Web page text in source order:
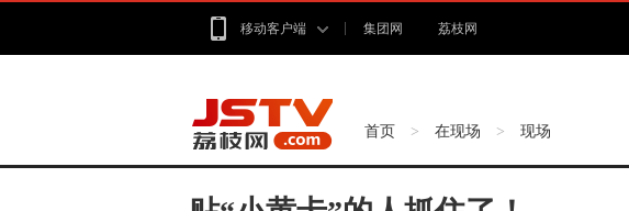
移动客户端 集团网 荔枝网
首页 > 在现场 > 现场